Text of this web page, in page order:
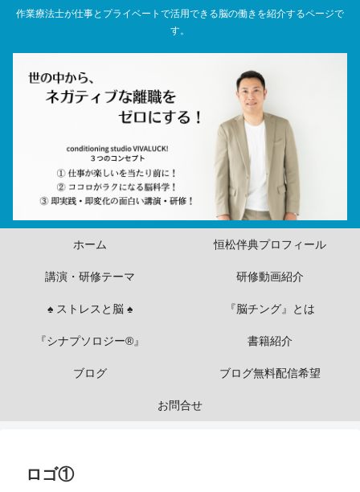
作業療法士が仕事とプライベートで活用できる脳の働きを紹介するページで
す。
ホーム 恒松伴典プロフィール
講演・研修テーマ 研修動画紹介
♠ ストレスと脳 ♠ 『脳チング』とは
『シナプソロジー®』 書籍紹介
ブログ ブログ無料配信希望
お問合せ
ロゴ①